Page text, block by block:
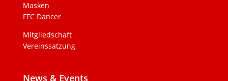
Masken
FFC Dancer
Mitgliedschaft
Vereinssatzung
News & Events